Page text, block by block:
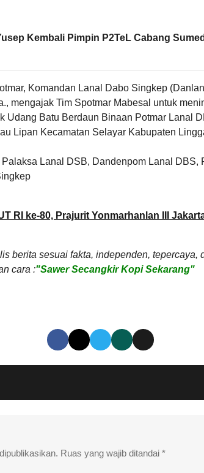
Kembali Pimpin P2TeL Cabang
Komandan Lanal Dabo Singkep
mengajak Tim Spotmar Mabesal untuk
Udang Batu Berdaun Binaan Potmar Lanal
Lipan Kecamatan Selayar Kabupaten
Lanal DSB, Dandenpom Lanal DBS,
RI ke-80, Prajurit Yonmarhanlan III
berita sesuai fakta, independen, tepercaya,
cara :"Sawer Secangkir Kopi Sekarang"
Ruas yang wajib ditandai *